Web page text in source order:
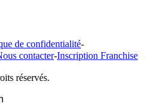
de confidentialité-
contacter-Inscription Franchise
réservés.